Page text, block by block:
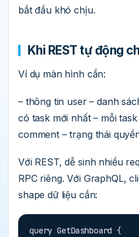
bắt đầu khó chịu.
Khi REST tự động
Ví dụ màn hình cần:
– thông tin user – danh
có task mới nhất – mỗi
comment – trạng thái
Với REST, dễ sinh nhiều
RPC riêng. Với GraphQL,
shape dữ liệu cần:
query GetDashboard {